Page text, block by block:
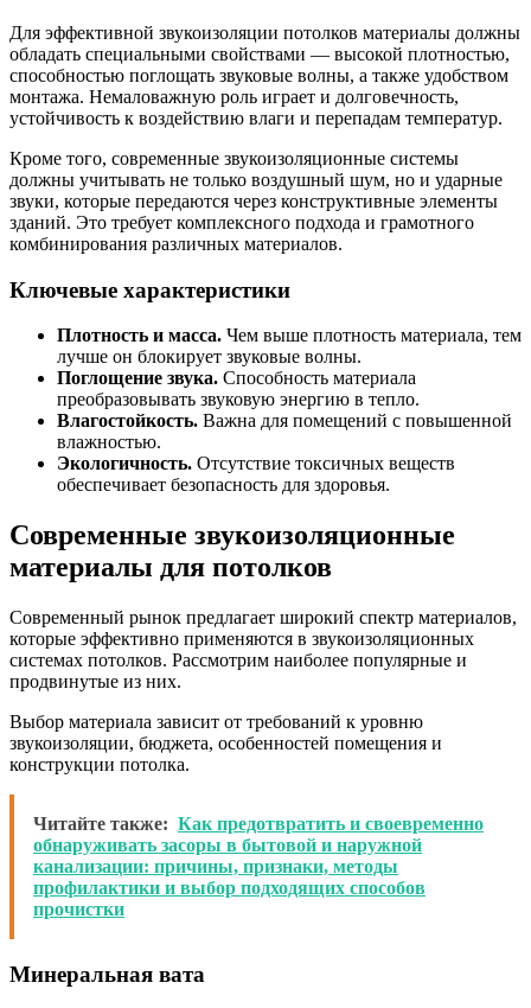
Для эффективной звукоизоляции потолков материалы должны
обладать специальными свойствами — высокой плотностью,
способностью поглощать звуковые волны, а также удобством
монтажа. Немаловажную роль играет и долговечность,
устойчивость к воздействию влаги и перепадам температур.
Кроме того, современные звукоизоляционные системы
должны учитывать не только воздушный шум, но и ударные
звуки, которые передаются через конструктивные элементы
зданий. Это требует комплексного подхода и грамотного
комбинирования различных материалов.
Ключевые характеристики
Плотность и масса. Чем выше плотность материала, тем
лучше он блокирует звуковые волны.
Поглощение звука. Способность материала
преобразовывать звуковую энергию в тепло.
Влагостойкость. Важна для помещений с повышенной
влажностью.
Экологичность. Отсутствие токсичных веществ
обеспечивает безопасность для здоровья.
Современные звукоизоляционные
материалы для потолков
Современный рынок предлагает широкий спектр материалов,
которые эффективно применяются в звукоизоляционных
системах потолков. Рассмотрим наиболее популярные и
продвинутые из них.
Выбор материала зависит от требований к уровню
звукоизоляции, бюджета, особенностей помещения и
конструкции потолка.
Читайте также: Как предотвратить и своевременно
обнаруживать засоры в бытовой и наружной
канализации: причины, признаки, методы
профилактики и выбор подходящих способов
прочистки
Минеральная вата